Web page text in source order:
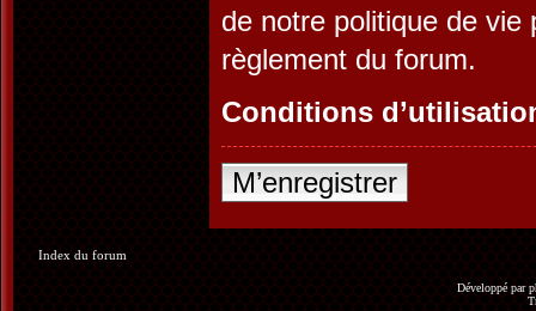
de notre politique de vie
règlement du forum.
Conditions
M’enregistrer
Index du forum
Développé par